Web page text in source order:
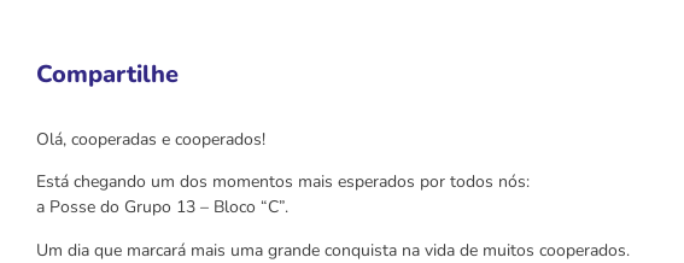
Compartilhe
Olá, cooperadas e cooperados!
Está chegando um dos momentos mais esperados por todos nós:
a Posse do Grupo 13 – Bloco “C”.
Um dia que marcará mais uma grande conquista na vida de muitos cooperados.